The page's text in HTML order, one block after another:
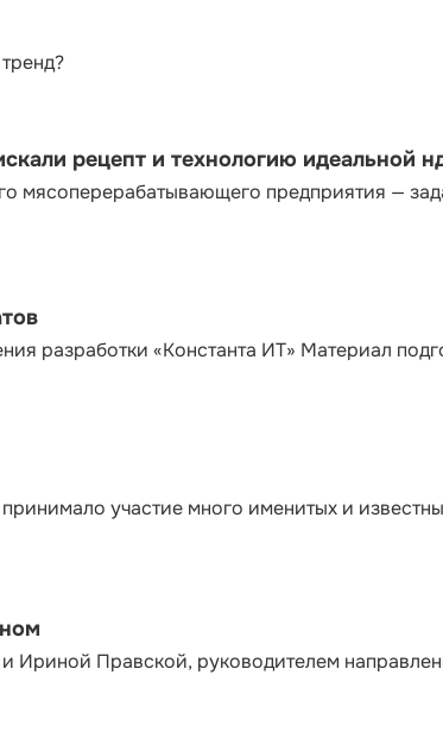
рецепт и технологию идеальной
мясоперерабатывающего предприятия —
разработки «Константа ИТ» Материал
участие много именитых и
Ириной Правской, руководителем